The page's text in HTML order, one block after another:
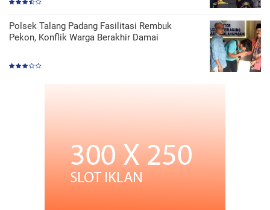
Polsek Talang Padang Fasilitasi Rembuk
Pekon, Konflik Warga Berakhir Damai